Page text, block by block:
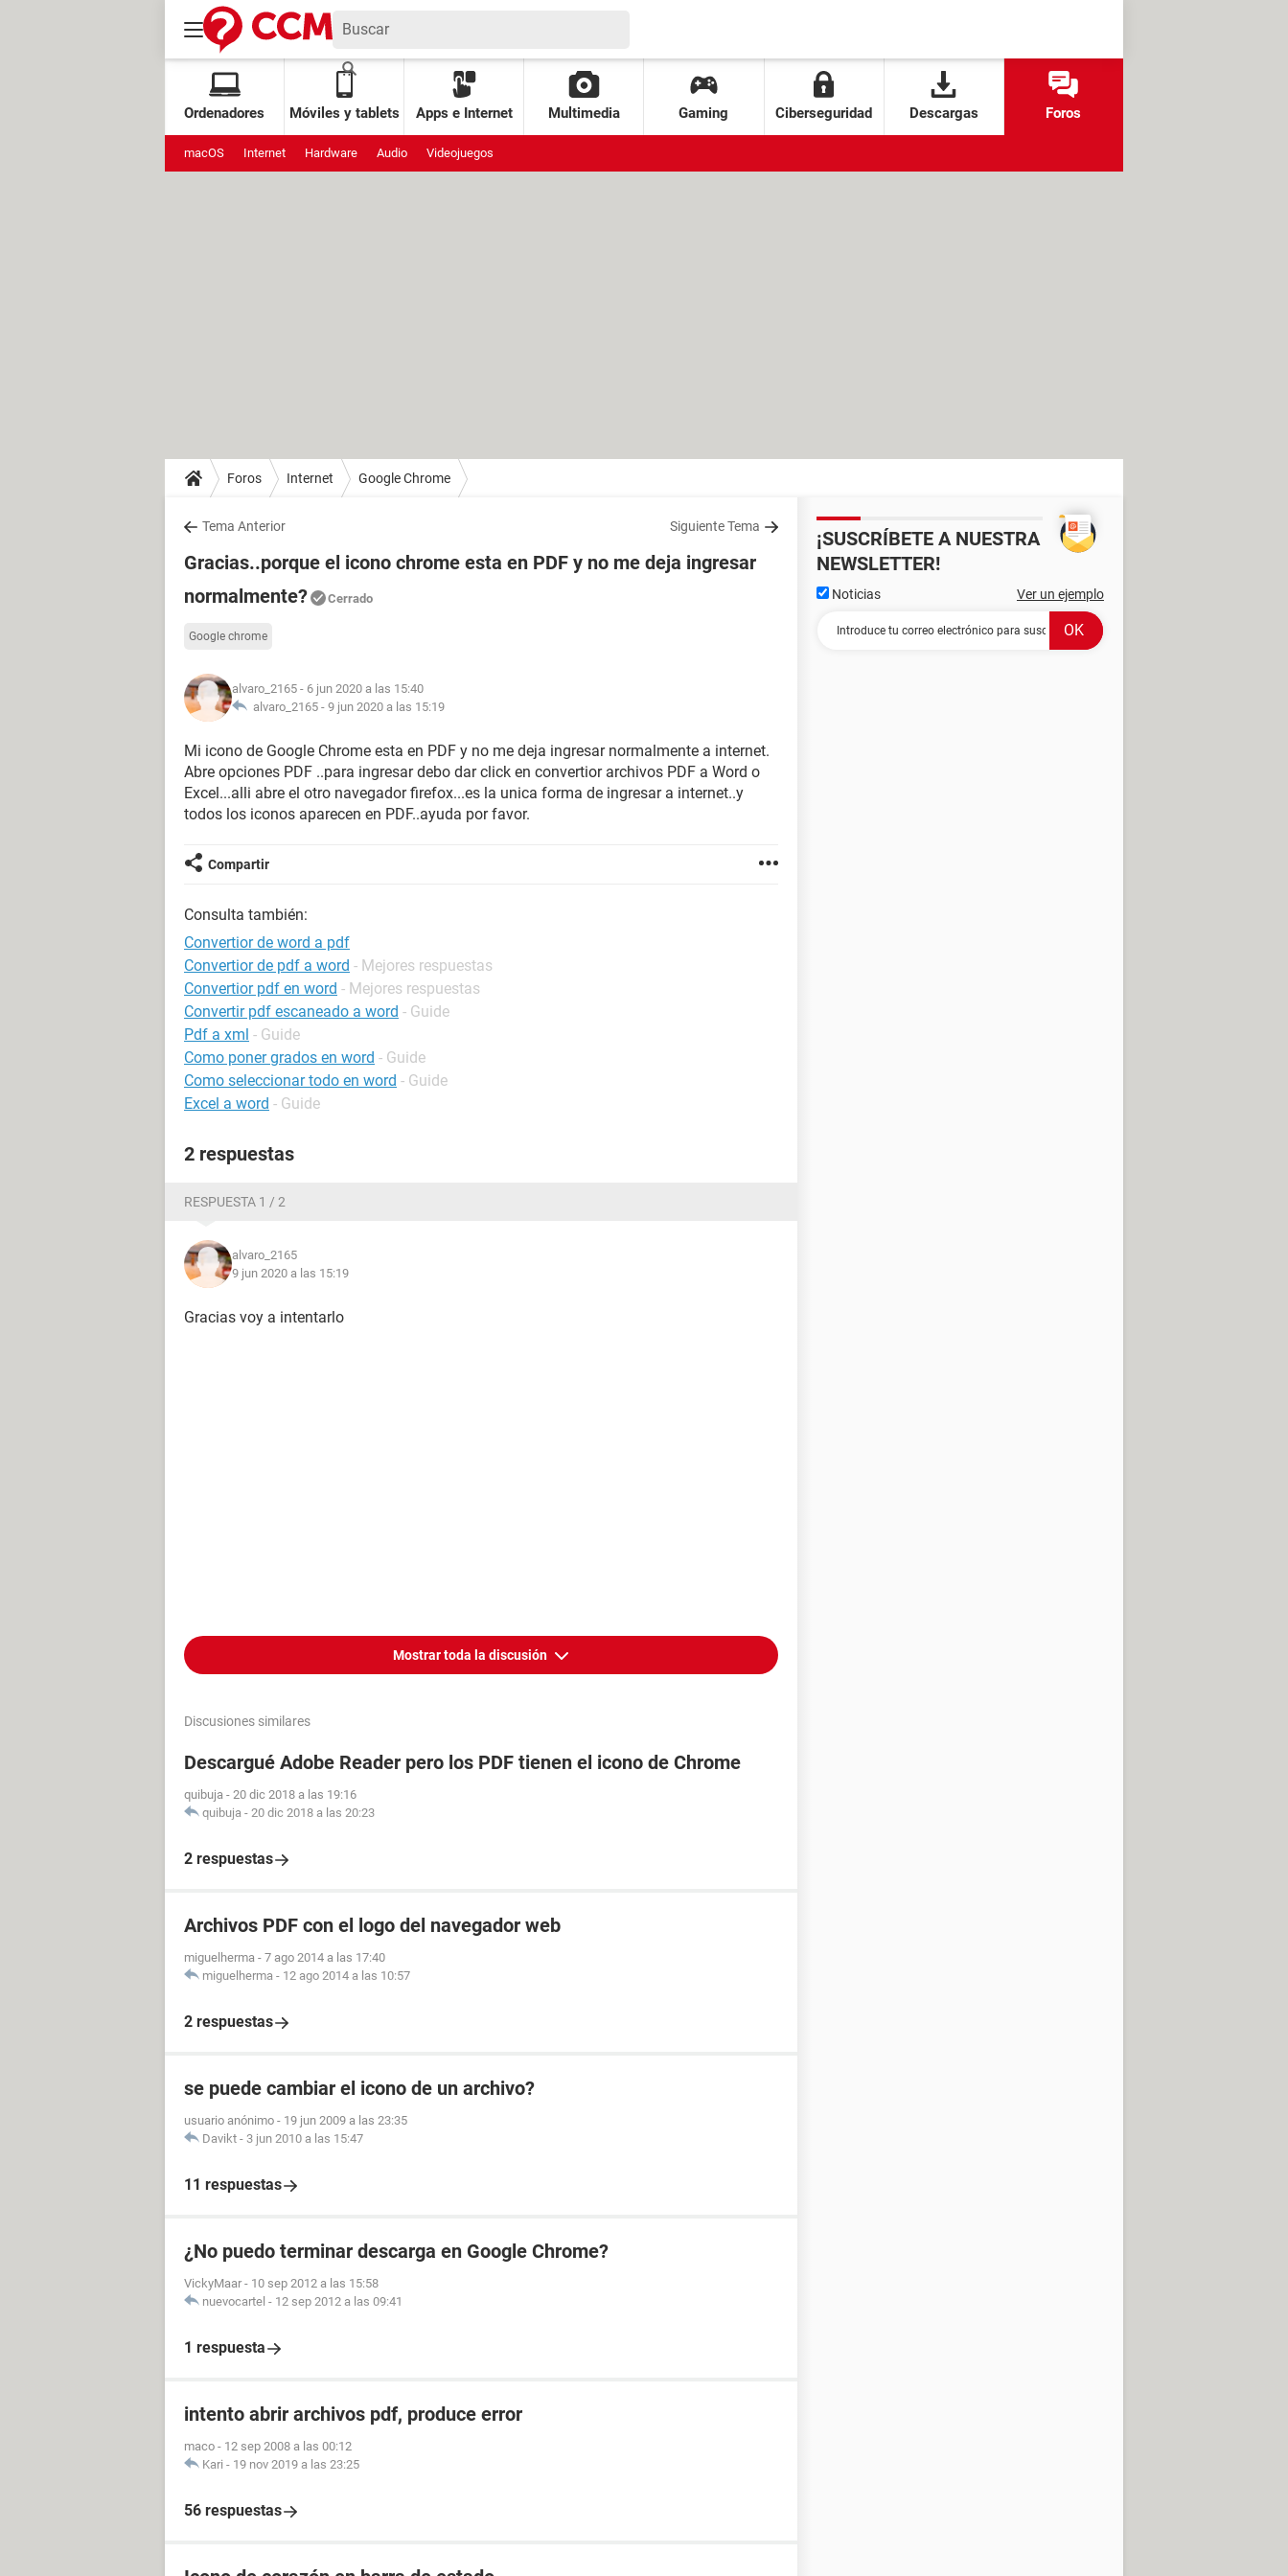
Ordenadores Móviles y tablets Apps e Internet Multimedia Gaming Ciberseguridad Descargas Foros
macOS Internet Hardware Audio Videojuegos
Foros Internet Google Chrome
Tema Anterior Siguiente Tema
Gracias..porque el icono chrome esta en PDF y no me deja ingresar
normalmente?
Cerrado
Google chrome
alvaro_2165 - 6 jun 2020 a las 15:40
alvaro_2165 - 9 jun 2020 a las 15:19
Mi icono de Google Chrome esta en PDF y no me deja ingresar normalmente a internet.
Abre opciones PDF ..para ingresar debo dar click en convertior archivos PDF a Word o
Excel...alli abre el otro navegador firefox...es la unica forma de ingresar a internet..y
todos los iconos aparecen en PDF..ayuda por favor.
Compartir
Consulta también:
Convertior de word a pdf
Convertior de pdf a word - Mejores respuestas
Convertior pdf en word - Mejores respuestas
Convertir pdf escaneado a word - Guide
Pdf a xml - Guide
Como poner grados en word - Guide
Como seleccionar todo en word - Guide
Excel a word - Guide
2 respuestas
RESPUESTA 1 / 2
alvaro_2165
9 jun 2020 a las 15:19
Gracias voy a intentarlo
Mostrar toda la discusión
Discusiones similares
Descargué Adobe Reader pero los PDF tienen el icono de Chrome
quibuja - 20 dic 2018 a las 19:16
quibuja - 20 dic 2018 a las 20:23
2 respuestas
Archivos PDF con el logo del navegador web
miguelherma - 7 ago 2014 a las 17:40
miguelherma - 12 ago 2014 a las 10:57
2 respuestas
se puede cambiar el icono de un archivo?
usuario anónimo - 19 jun 2009 a las 23:35
Davikt - 3 jun 2010 a las 15:47
11 respuestas
¿No puedo terminar descarga en Google Chrome?
VickyMaar - 10 sep 2012 a las 15:58
nuevocartel - 12 sep 2012 a las 09:41
1 respuesta
intento abrir archivos pdf, produce error
maco - 12 sep 2008 a las 00:12
Kari - 19 nov 2019 a las 23:25
56 respuestas
¡SUSCRÍBETE A NUESTRA
NEWSLETTER!
Noticias Ver un ejemplo